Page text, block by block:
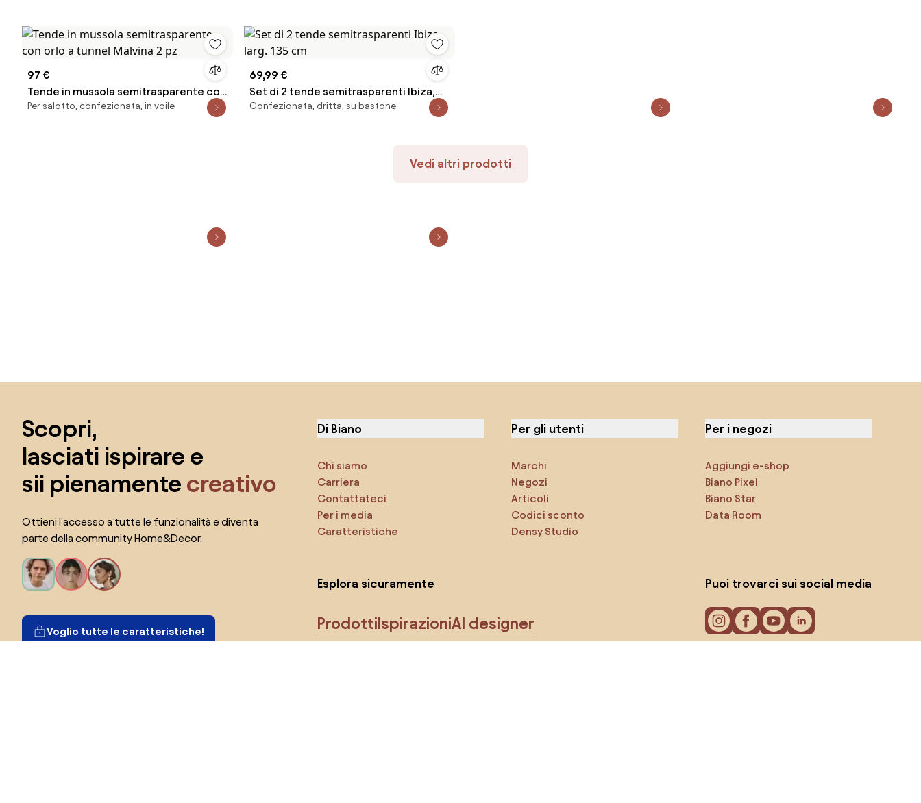
97 €
Tende in mussola semitrasparente con
orlo a tunnel Malvina 2 pz
Per salotto, confezionata, in voile
69,99 €
Set di 2 tende semitrasparenti Ibiza,
larg. 135 cm
Confezionata, dritta, su bastone
Vedi altri prodotti
Scopri,
lasciati ispirare e
sii pienamente creativo
Ottieni l'accesso a tutte le funzionalità e diventa
parte della community Home&Decor.
Voglio tutte le caratteristiche!
Di Biano
Chi siamo
Carriera
Contattateci
Per i media
Caratteristiche
Per gli utenti
Marchi
Negozi
Articoli
Codici sconto
Densy Studio
Per i negozi
Aggiungi e-shop
Biano Pixel
Biano Star
Data Room
Esplora sicuramente
ProdottiIspirazioniAI designer
Puoi trovarci sui social media